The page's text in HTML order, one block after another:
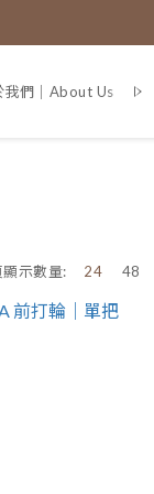
我們｜About Us
示數量: 24 48